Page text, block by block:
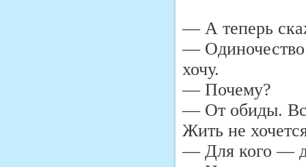
— А теперь
— Одиночество
хочу.
— Почему?
— От обиды.
Жить не
— Для кого —